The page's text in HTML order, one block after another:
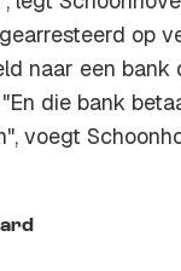
op
naar een bank
die bank
voegt